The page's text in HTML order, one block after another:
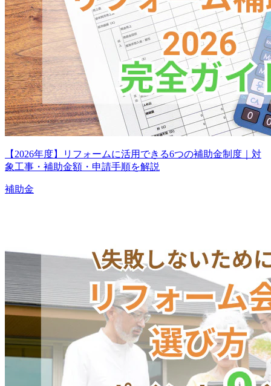
【2026年度】リフォームに活用できる6つの補助金制度｜対
象工事・補助金額・申請手順を解説
補助金